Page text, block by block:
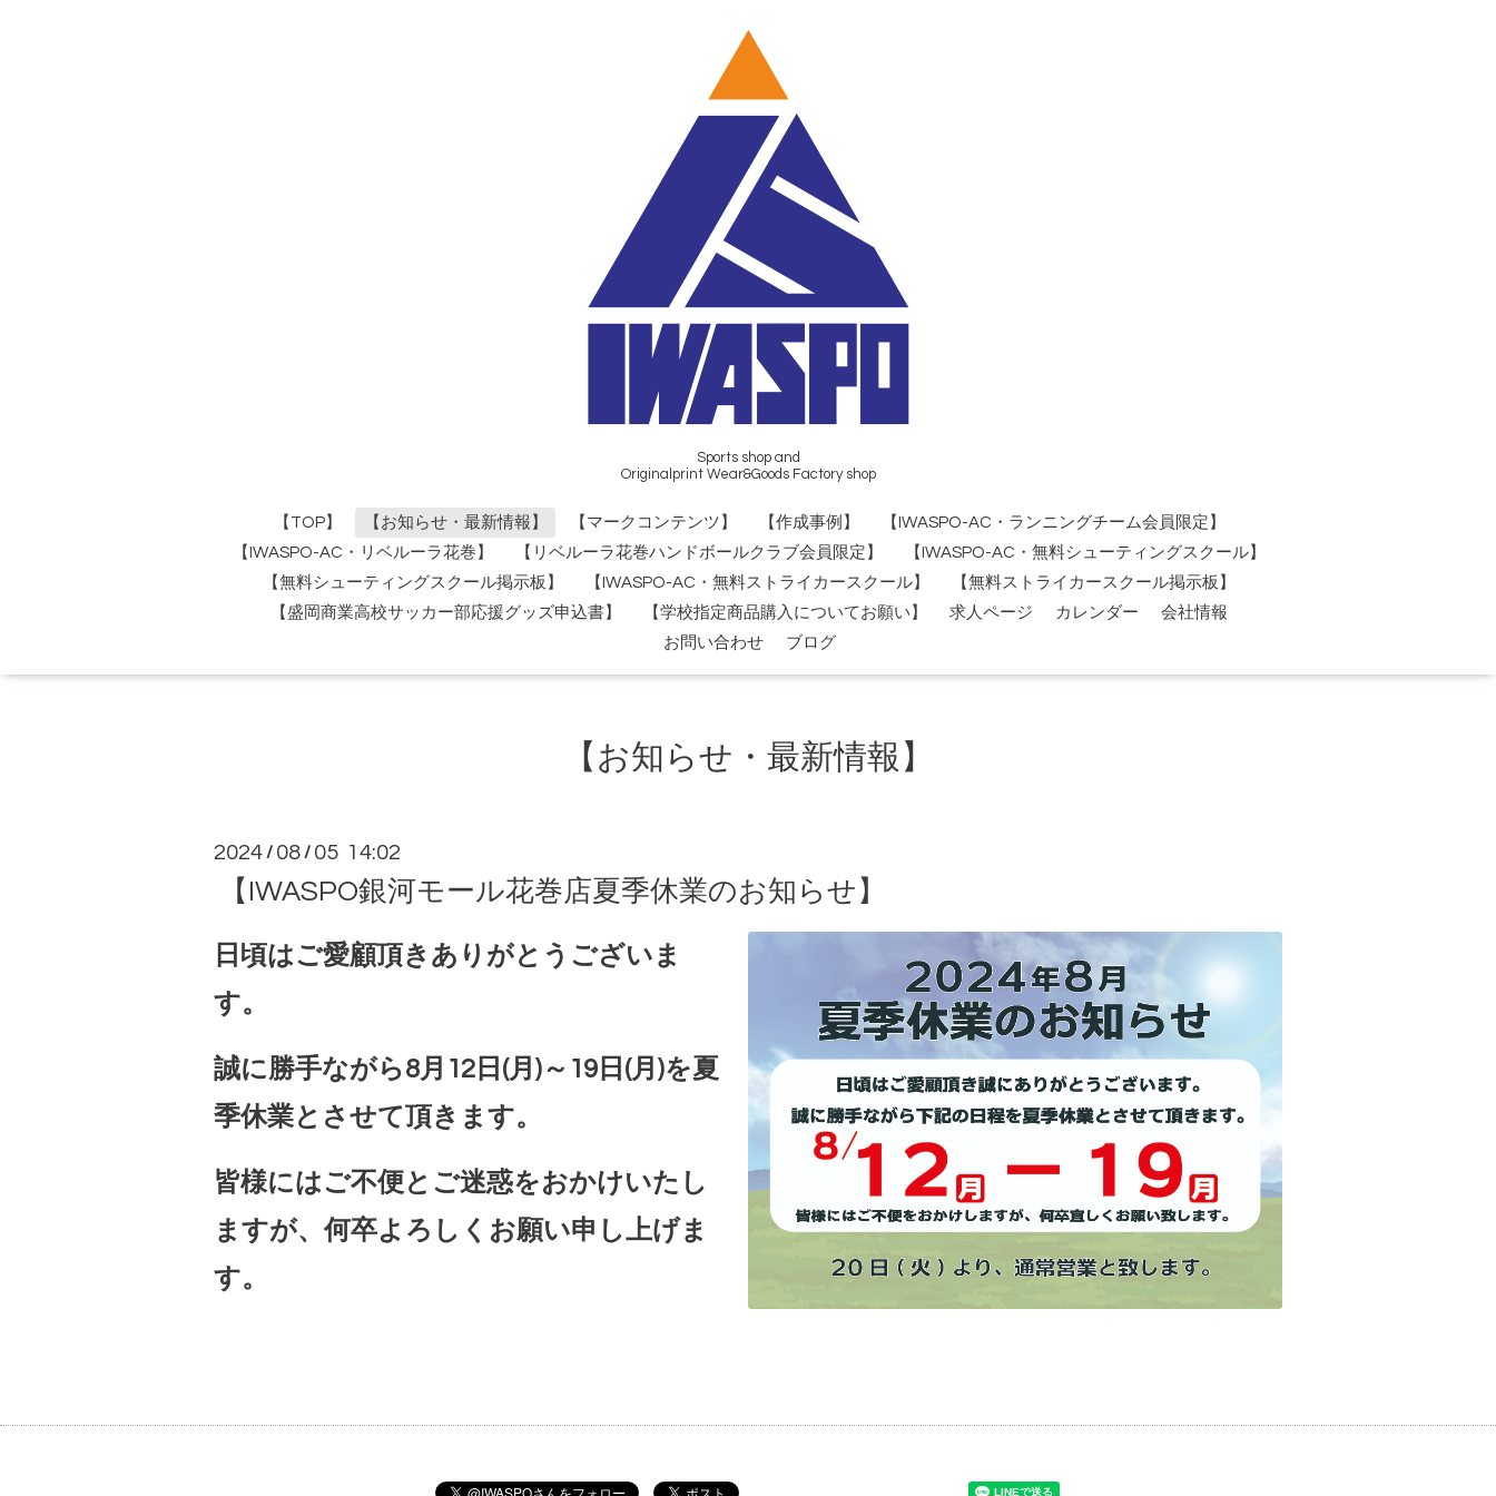
Sports shop and
Originalprint Wear&Goods Factory shop
【TOP】 【お知らせ・最新情報】 【マークコンテンツ】 【作成事例】
【IWASPO-AC・ランニングチーム会員限定】
【IWASPO-AC・リベルーラ花巻】
【リベルーラ花巻ハンドボールクラブ会員限定】
【IWASPO-AC・無料シューティングスクール】
【無料シューティングスクール掲示板】
【IWASPO-AC・無料ストライカースクール】
【無料ストライカースクール掲示板】
【盛岡商業高校サッカー部応援グッズ申込書】
【学校指定商品購入についてお願い】 求人ページ カレンダー
会社情報
お問い合わせ
ブログ
【お知らせ・最新情報】
2024 / 08 / 05 14:02
【IWASPO銀河モール花巻店夏季休業のお知らせ】
日頃はご愛顧頂きありがとうございま
す。
誠に勝手ながら8月12日(月)～19日(月)を夏
季休業とさせて頂きます。
皆様にはご不便とご迷惑をおかけいたし
ますが、何卒よろしくお願い申し上げま
す。